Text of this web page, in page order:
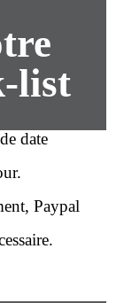
list
date
Paypal